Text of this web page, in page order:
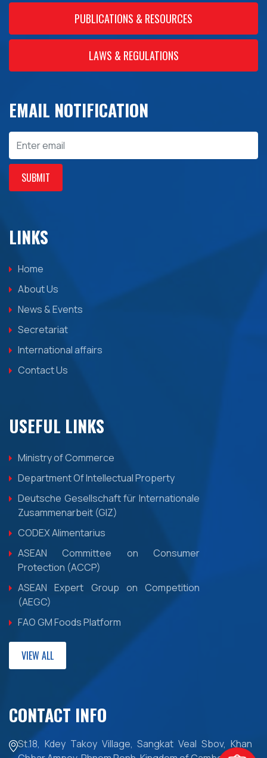
PUBLICATIONS & RESOURCES
LAWS & REGULATIONS
EMAIL NOTIFICATION
SUBMIT
LINKS
Home
About Us
News & Events
Secretariat
International affairs
Contact Us
USEFUL LINKS
Ministry of Commerce
Department Of Intellectual Property
Deutsche Gesellschaft für Internationale
Zusammenarbeit (GIZ)
CODEX Alimentarius
ASEAN Committee on Consumer
Protection (ACCP)
ASEAN Expert Group on Competition
(AEGC)
FAO GM Foods Platform
VIEW ALL
CONTACT INFO
St.18, Kdey Takoy Village, Sangkat Veal Sbov, Khan